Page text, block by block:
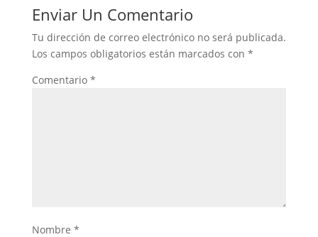
Enviar Un Comentario
Tu dirección de correo electrónico no será publicada.
Los campos obligatorios están marcados con *
Comentario *
Nombre *